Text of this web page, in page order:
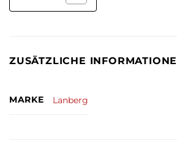
ZUSÄTZLICHE
MARKE Lanberg